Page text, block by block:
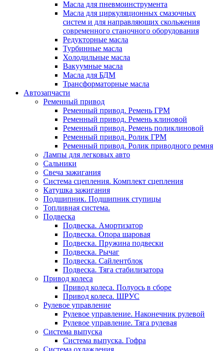
Масла для пневмоинструмента
Масла для циркуляционных смазочных
систем и для направляющих скольжения
современного станочного оборудования
Редукторные масла
Турбинные масла
Холодильные масла
Вакуумные масла
Масла для БДМ
Трансформаторные масла
Автозапчасти
Ременный привод
Ременный привод. Ремень ГРМ
Ременный привод. Ремень клиновой
Ременный привод. Ремень поликлиновой
Ременный привод. Ролик ГРМ
Ременный привод. Ролик приводного ремня
Лампы для легковых авто
Сальники
Свеча зажигания
Система сцепления. Комплект сцепления
Катушка зажигания
Подшипник. Подшипник ступицы
Топливная система.
Подвеска
Подвеска. Амортизатор
Подвеска. Опора шаровая
Подвеска. Пружина подвески
Подвеска. Рычаг
Подвеска. Сайлентблок
Подвеска. Тяга стабилизатора
Привод колеса
Привод колеса. Полуось в сборе
Привод колеса. ШРУС
Рулевое управление
Рулевое управление. Наконечник рулевой
Рулевое управление. Тяга рулевая
Система выпуска
Система выпуска. Гофра
Система охлаждения